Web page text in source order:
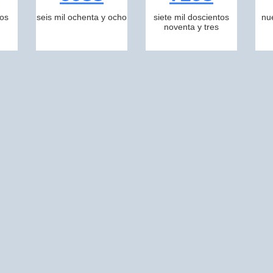
seis mil ochenta y ocho
siete mil doscientos
noventa y tres